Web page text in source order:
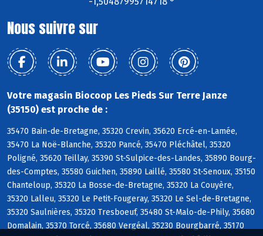
Nous suivre sur
Votre magasin Biocoop Les Pieds Sur Terre Janze
(35150) est proche de :
35470 Bain-de-Bretagne, 35320 Crevin, 35620 Ercé-en-Lamée,
35470 La Noë-Blanche, 35320 Pancé, 35470 Pléchâtel, 35320
Poligné, 35620 Teillay, 35390 St-Sulpice-des-Landes, 35890 Bourg-
des-Comptes, 35580 Guichen, 35890 Laillé, 35580 St-Senoux, 35150
Chanteloup, 35320 La Bosse-de-Bretagne, 35320 La Couyère,
35320 Lalleu, 35320 Le Petit-Fougeray, 35320 Le Sel-de-Bretagne,
35320 Saulnières, 35320 Tresboeuf, 35480 St-Malo-de-Phily, 35680
Domalain, 35370 Torcé, 35680 Vergéal, 35230 Bourgbarré, 35170